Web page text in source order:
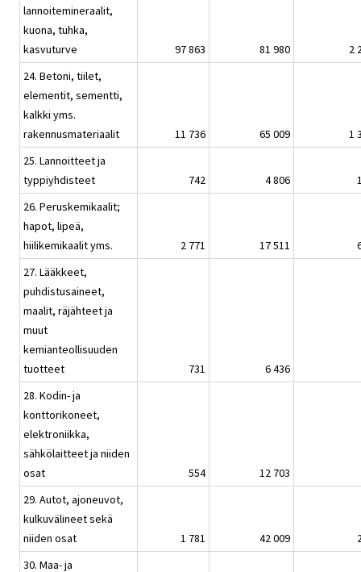
lannoitemineraalit,
kuona, tuhka,
kasvuturve
97 863 81 980
2
24. Betoni, tiilet,
elementit, sementti,
kalkki yms.
rakennusmateriaalit
11 736 65 009
1
25. Lannoitteet ja
typpiyhdisteet
742 4 806
26. Peruskemikaalit;
hapot, lipeä,
hiilikemikaalit yms.
2 771 17 511
27. Lääkkeet,
puhdistusaineet,
maalit, räjähteet ja
muut
kemianteollisuuden
tuotteet
731
6 436
28. Kodin- ja
konttorikoneet,
elektroniikka,
sähkölaitteet ja niiden
osat
554
12 703
29. Autot, ajoneuvot,
kulkuvälineet sekä
niiden osat
1 781 42 009
30. Maa- ja